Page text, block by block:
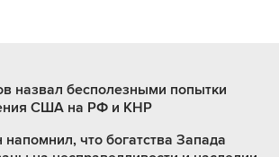
назвал бесполезными попытки
США на РФ и КНР
напомнил, что богатства Запада